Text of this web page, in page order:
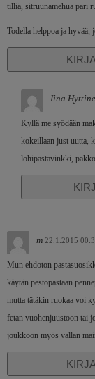
tilliä, sitruunamehua pari
Todella helppoa ja hyvää,
Iina
Kyllä me syödään
kokeillaan just uutta,
lohipastavinkki,
m 22.1.2015
Mun ehdoton
käytän pestopastaan
mutta tätäkin ruokaa voi
fetan vuohenjuustoon tai
joukkoon myös vallan